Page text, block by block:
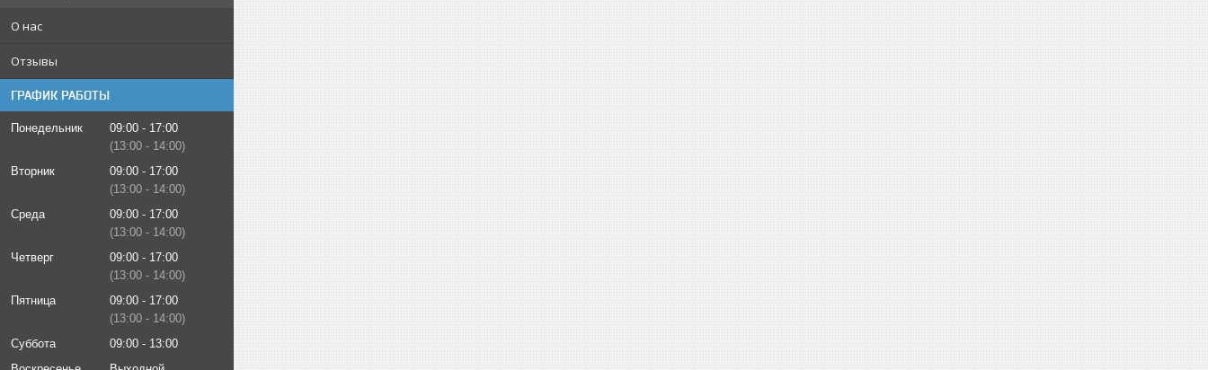
О нас
Отзывы
ГРАФИК РАБОТЫ
Понедельник 09:00
17:00
13:00
14:00
Вторник
09:00
17:00
13:00
14:00
Среда
09:00
17:00
13:00
14:00
Четверг
09:00
17:00
13:00
14:00
Пятница
09:00
17:00
13:00
14:00
Суббота
09:00
13:00